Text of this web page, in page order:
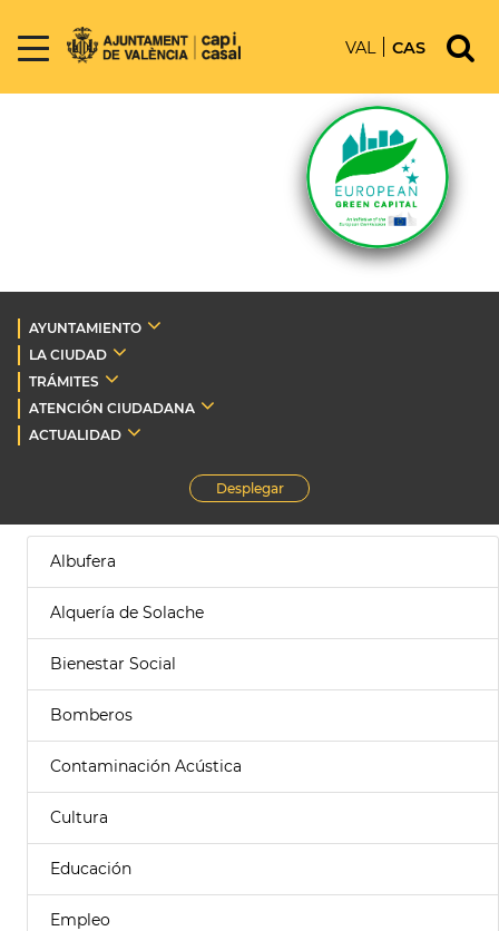
VAL CAS
AYUNTAMIENTO
LA CIUDAD
TRÁMITES
ATENCIÓN CIUDADANA
ACTUALIDAD
Desplegar
Albufera
Alquería de Solache
Bienestar Social
Bomberos
Contaminación Acústica
Cultura
Educación
Empleo